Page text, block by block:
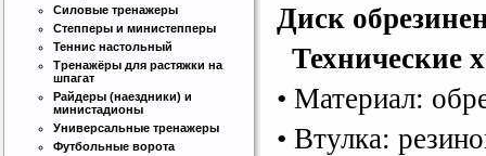
Диск
Технические
• Материал:
• Втулка:
Силовые тренажеры
Степперы и министепперы
Теннис настольный
Тренажёры для растяжки на
шпагат
Райдеры (наездники) и
министадионы
Универсальные тренажеры
Футбольные ворота
Бесплатная сборка и доставка
товара!